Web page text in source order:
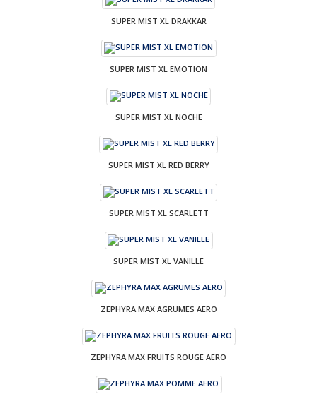
SUPER MIST XL DRAKKAR
SUPER MIST XL EMOTION
SUPER MIST XL NOCHE
SUPER MIST XL RED BERRY
SUPER MIST XL SCARLETT
SUPER MIST XL VANILLE
ZEPHYRA MAX AGRUMES AERO
ZEPHYRA MAX FRUITS ROUGE AERO